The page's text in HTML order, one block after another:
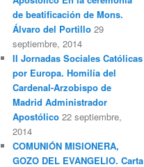
de beatificación de Mons.
Álvaro del Portillo 29
septiembre, 2014
II Jornadas Sociales Católicas
por Europa. Homilía del
Cardenal-Arzobispo de
Madrid Administrador
Apostólico 22 septiembre,
2014
COMUNIÓN MISIONERA,
GOZO DEL EVANGELIO. Carta